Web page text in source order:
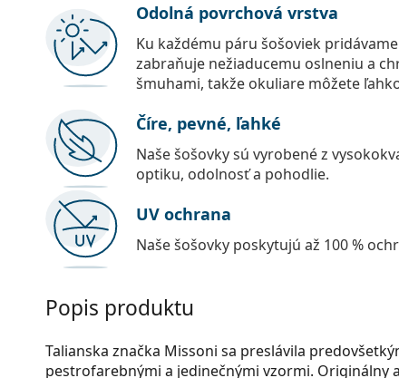
Odolná povrchová vrstva
Ku každému páru šošoviek
zabraňuje nežiaducemu oslneniu a
šmuhami, takže okuliare môžete
Číre, pevné, ľahké
Naše šošovky sú vyrobené z
optiku, odolnosť a pohodlie.
UV ochrana
Naše šošovky poskytujú až 100 %
Popis produktu
Talianska značka Missoni sa preslávila
pestrofarebnými a jedinečnými vzormi. Originálny